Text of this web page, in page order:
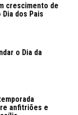
crescimento de
Dia dos Pais
o Dia da
anfitriões e